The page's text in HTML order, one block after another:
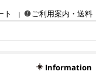
・版画・彫刻・工芸品（陶磁
ト ご利用案内・送料
Information